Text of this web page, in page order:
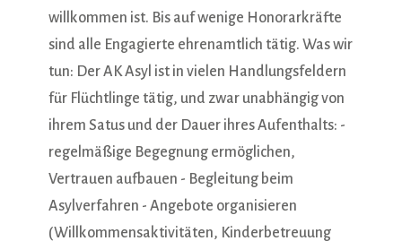
willkommen ist. Bis auf wenige Honorarkräfte
sind alle Engagierte ehrenamtlich tätig. Was wir
tun: Der AK Asyl ist in vielen Handlungsfeldern
für Flüchtlinge tätig, und zwar unabhängig von
ihrem Satus und der Dauer ihres Aufenthalts: -
regelmäßige Begegnung ermöglichen,
Vertrauen aufbauen - Begleitung beim
Asylverfahren - Angebote organisieren
(Willkommensaktivitäten, Kinderbetreuung